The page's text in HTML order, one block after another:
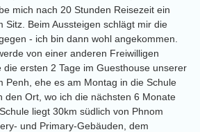
mich nach 20 Stunden Reisezeit ein
Sitz. Beim Aussteigen schlägt mir die
- ich bin dann wohl angekommen.
von einer anderen Freiwilligen
ersten 2 Tage im Guesthouse unserer
Penh, ehe es am Montag in die Schule
den Ort, wo ich die nächsten 6 Monate
liegt 30km südlich von Phnom
und Primary-Gebäuden, dem